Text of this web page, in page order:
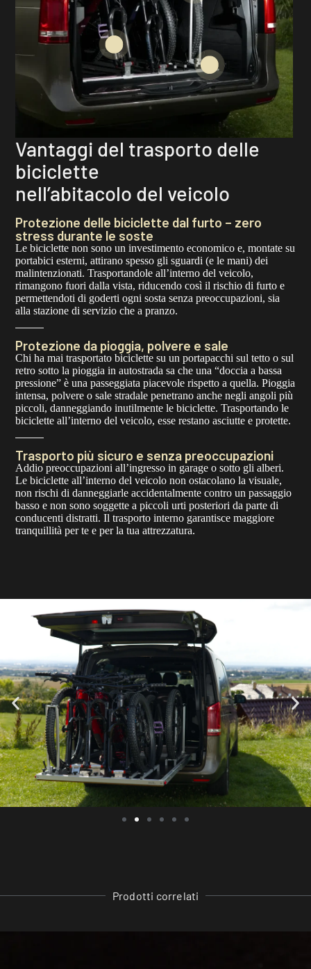
Vantaggi del trasporto delle
biciclette
nell’abitacolo del veicolo
Protezione delle biciclette dal furto – zero
stress durante le soste
Le biciclette non sono un investimento economico e, montate su
portabici esterni, attirano spesso gli sguardi (e le mani) dei
malintenzionati. Trasportandole all’interno del veicolo,
rimangono fuori dalla vista, riducendo così il rischio di furto e
permettendoti di goderti ogni sosta senza preoccupazioni, sia
alla stazione di servizio che a pranzo.
Protezione da pioggia, polvere e sale
Chi ha mai trasportato biciclette su un portapacchi sul tetto o sul
retro sotto la pioggia in autostrada sa che una “doccia a bassa
pressione” è una passeggiata piacevole rispetto a quella. Pioggia
intensa, polvere o sale stradale penetrano anche negli angoli più
piccoli, danneggiando inutilmente le biciclette. Trasportando le
biciclette all’interno del veicolo, esse restano asciutte e protette.
Trasporto più sicuro e senza preoccupazioni
Addio preoccupazioni all’ingresso in garage o sotto gli alberi.
Le biciclette all’interno del veicolo non ostacolano la visuale,
non rischi di danneggiarle accidentalmente contro un passaggio
basso e non sono soggette a piccoli urti posteriori da parte di
conducenti distratti. Il trasporto interno garantisce maggiore
tranquillità per te e per la tua attrezzatura.
Prodotti correlati